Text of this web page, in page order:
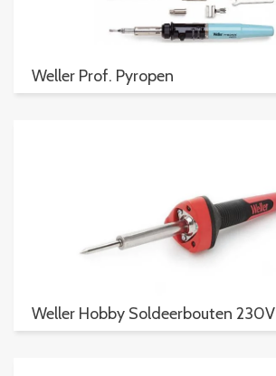
Weller Prof. Pyropen
Weller Hobby Soldeerbouten 230V